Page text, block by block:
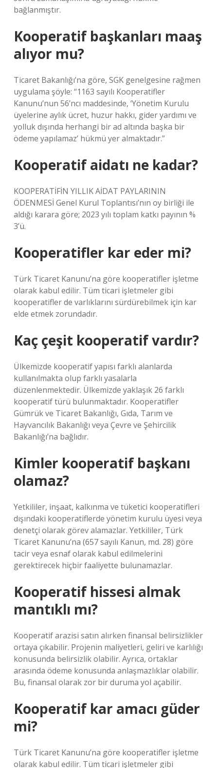
bağlanmıştır.
Kooperatif başkanları maaş
alıyor mu?
Ticaret Bakanlığı’na göre, SGK genelgesine rağmen
uygulama şöyle: “1163 sayılı Kooperatifler
Kanunu’nun 56’ncı maddesinde, ‘Yönetim Kurulu
üyelerine aylık ücret, huzur hakkı, gider yardımı ve
yolluk dışında herhangi bir ad altında başka bir
ödeme yapılamaz’ hükmü yer almaktadır.”
Kooperatif aidatı ne kadar?
KOOPERATİFİN YILLIK AİDAT PAYLARININ
ÖDENMESİ Genel Kurul Toplantısı’nın oy birliği ile
aldığı karara göre; 2023 yılı toplam katkı payının %
3’ü.
Kooperatifler kar eder mi?
Türk Ticaret Kanunu’na göre kooperatifler işletme
olarak kabul edilir. Tüm ticari işletmeler gibi
kooperatifler de varlıklarını sürdürebilmek için kar
elde etmek zorundadır.
Kaç çeşit kooperatif vardır?
Ülkemizde kooperatif yapısı farklı alanlarda
kullanılmakta olup farklı yasalarla
düzenlenmektedir. Ülkemizde yaklaşık 26 farklı
kooperatif türü bulunmaktadır. Kooperatifler
Gümrük ve Ticaret Bakanlığı, Gıda, Tarım ve
Hayvancılık Bakanlığı veya Çevre ve Şehircilik
Bakanlığı’na bağlıdır.
Kimler kooperatif başkanı
olamaz?
Yetkililer, inşaat, kalkınma ve tüketici kooperatifleri
dışındaki kooperatiflerde yönetim kurulu üyesi veya
denetçi olarak görev alamazlar. Yetkililer, Türk
Ticaret Kanunu’na (657 sayılı Kanun, md. 28) göre
tacir veya esnaf olarak kabul edilmelerini
gerektirecek hiçbir faaliyette bulunamazlar.
Kooperatif hissesi almak
mantıklı mı?
Kooperatif arazisi satın alırken finansal belirsizlikler
ortaya çıkabilir. Projenin maliyetleri, geliri ve karlılığı
konusunda belirsizlik olabilir. Ayrıca, ortaklar
arasında ödeme konusunda anlaşmazlıklar olabilir.
Bu, finansal olarak zor bir duruma yol açabilir.
Kooperatif kar amacı güder
mi?
Türk Ticaret Kanunu’na göre kooperatifler işletme
olarak kabul edilir. Tüm ticari işletmeler gibi